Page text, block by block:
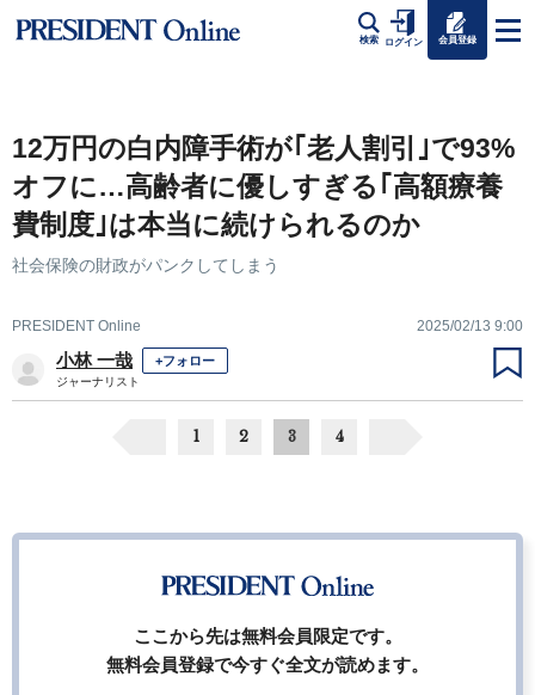
検索 ログイン 会員登録
12万円の白内障手術が｢老人割引｣で93%
オフに…高齢者に優しすぎる｢高額療養
費制度｣は本当に続けられるのか
社会保険の財政がパンクしてしまう
PRESIDENT Online 2025/02/13 9:00
小林 一哉 +フォロー
ジャーナリスト
1 2 3 4
ここから先は無料会員限定です。
無料会員登録で今すぐ全文が読めます。